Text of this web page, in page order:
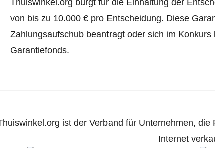
Thuiswinkel.org bürgt für die Einhaltung der
von bis zu 10.000 € pro Entscheidung. Diese
Zahlungsaufschub beantragt oder sich im
Garantiefonds.
ist der Verband für Unternehmen,
Internet